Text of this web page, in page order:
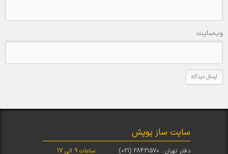
وب‌سایت
سایت ساز پوپش
دفتر تهران : 28421570 (021)
ساعات 9 الی 17